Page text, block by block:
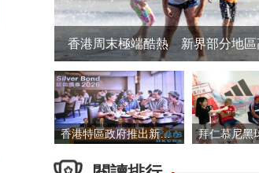
香港周末極端酷熱 新界部分地區
香港特區政府推出新一批銀色債券 每手1萬元保底息4.25厘